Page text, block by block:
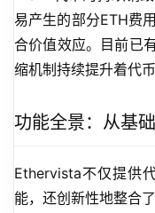
易产生的部分ETH费
合价值效应。目前已
缩机制持续提升着代币
功能全景：从基
Ethervista不仅提供
能，还创新性地整合